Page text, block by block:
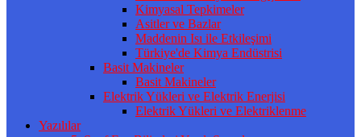
Kimyasal Tepkimeler
Asitler ve Bazlar
Maddenin Isı ile Etkileşimi
Türkiye'de Kimya Endüstrisi
Basit Makineler
Basit Makineler
Elektrik Yükleri ve Elektrik Enerjisi
Elektrik Yükleri ve Elektriklenme
Yazılılar